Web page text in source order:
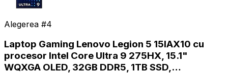
Alegerea #4
Laptop Gaming Lenovo Legion 5 15IAX10 cu
procesor Intel Core Ultra 9 275HX, 15.1"
WQXGA OLED, 32GB DDR5, 1TB SSD,…